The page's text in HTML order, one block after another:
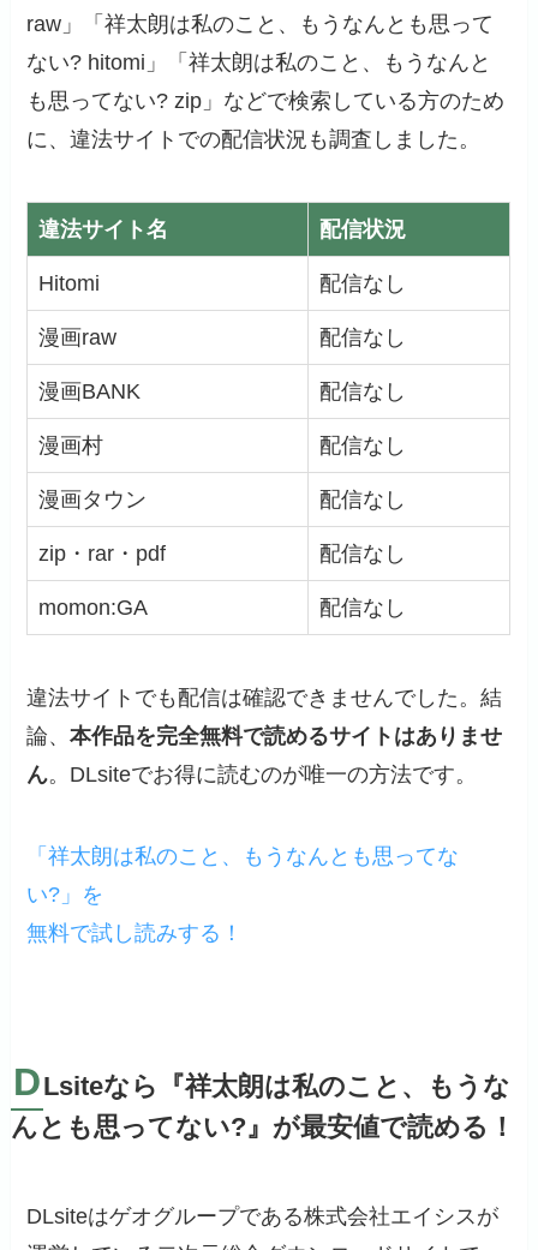
raw」「祥太朗は私のこと、もうなんとも思って
ない? hitomi」「祥太朗は私のこと、もうなんと
も思ってない? zip」などで検索している方のため
に、違法サイトでの配信状況も調査しました。
違法サイト名 配信状況
Hitomi 配信なし
漫画raw 配信なし
漫画BANK 配信なし
漫画村 配信なし
漫画タウン 配信なし
zip・rar・pdf 配信なし
momon:GA 配信なし
違法サイトでも配信は確認できませんでした。結
論、本作品を完全無料で読めるサイトはありませ
ん。DLsiteでお得に読むのが唯一の方法です。
「祥太朗は私のこと、もうなんとも思ってな
い?」を
無料で試し読みする！
DLsiteなら『祥太朗は私のこと、もうな
んとも思ってない?』が最安値で読める！
DLsiteはゲオグループである株式会社エイシスが